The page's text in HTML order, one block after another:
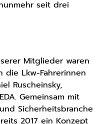
seit drei
Mitglieder waren
die Lkw-Fahrerinnen
Ruscheinsky,
Gemeinsam mit
Sicherheitsbranche
2017 ein Konzept